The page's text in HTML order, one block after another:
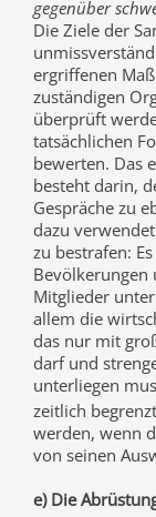
gegenüber
Die Ziele der
ergriffenen
zuständigen
überprüft
tatsächlichen
bewerten. Das
besteht darin,
Gespräche zu
dazu
zu bestrafen:
Bevölkerungen
Mitglieder
allem die
das nur mit
darf und
unterliegen
zeitlich
werden, wenn
von seinen
e) Die